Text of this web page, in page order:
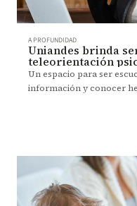
A PROFUNDIDAD
Uniandes brinda
teleorientación
Un espacio para ser
información y conocer